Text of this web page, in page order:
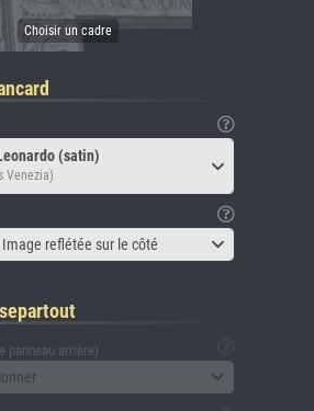
(satin)
Venezia)
reflétée sur le côté
panneau arrière)